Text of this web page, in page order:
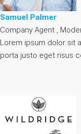
Samuel Palmer
Company Agent ,
Lorem ipsum dolor sit
porta justo eget risus